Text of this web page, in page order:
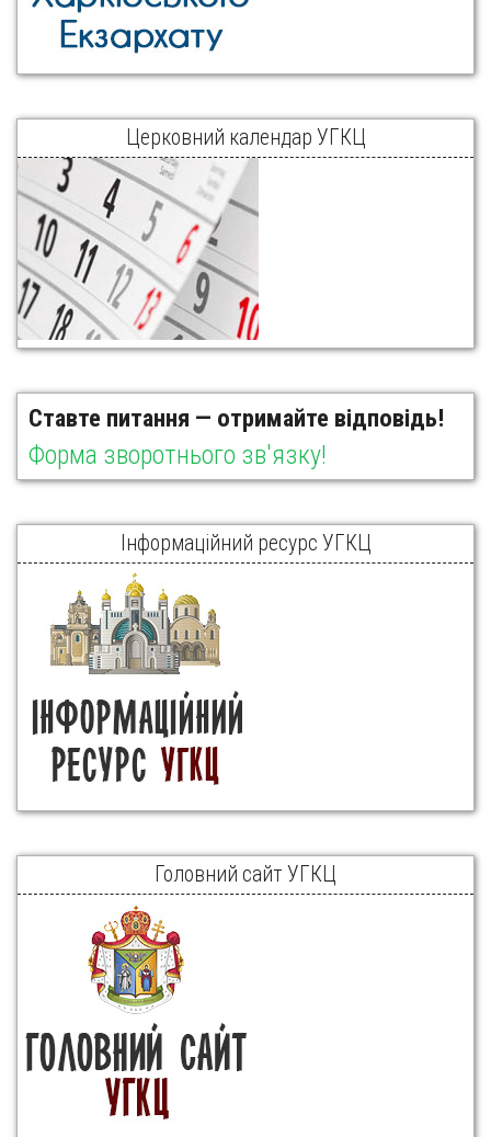
Церковний календар УГКЦ
Ставте питання — отримайте відповідь!
Форма зворотнього зв'язку!
Інформаційний ресурс УГКЦ
Головний сайт УГКЦ